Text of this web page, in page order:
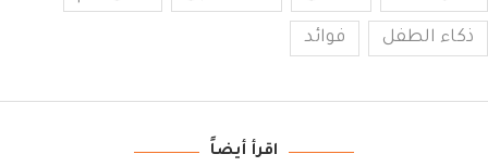
ذكاء الطفل فوائد
اقرأ أيضاً